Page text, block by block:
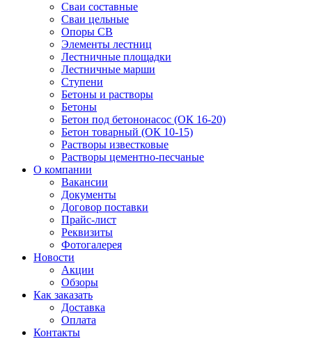
Сваи составные
Сваи цельные
Опоры СВ
Элементы лестниц
Лестничные площадки
Лестничные марши
Ступени
Бетоны и растворы
Бетоны
Бетон под бетононасос (ОК 16-20)
Бетон товарный (ОК 10-15)
Растворы известковые
Растворы цементно-песчаные
О компании
Вакансии
Документы
Договор поставки
Прайс-лист
Реквизиты
Фотогалерея
Новости
Акции
Обзоры
Как заказать
Доставка
Оплата
Контакты